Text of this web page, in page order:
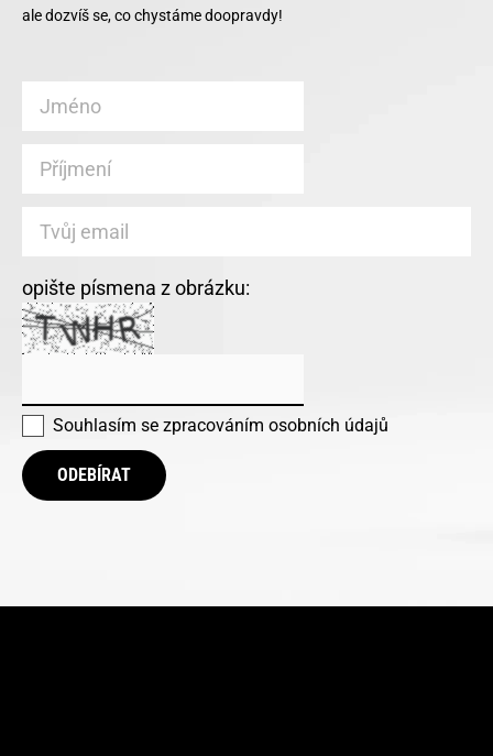
ale dozvíš se, co chystáme doopravdy!
opište písmena z obrázku:
Souhlasím se zpracováním osobních údajů
ODEBÍRAT